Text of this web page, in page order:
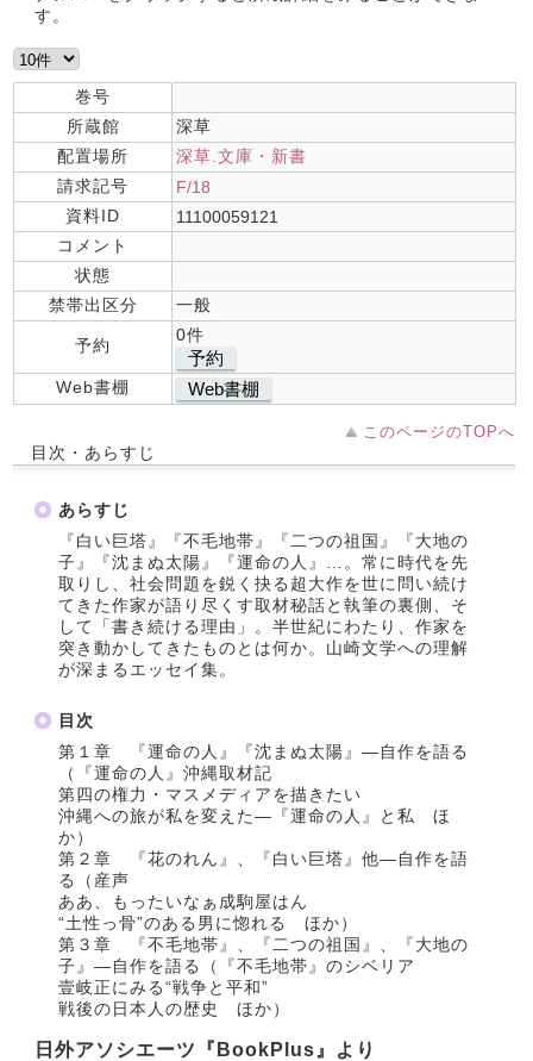
す。
巻号
所蔵館
深草
配置場所
深草.文庫・新書
請求記号
F/18
資料ID
11100059121
コメント
状態
禁帯出区分
一般
予約
0件
予約
Web書棚 Web書棚
このページのTOPへ
目次・あらすじ
あらすじ
『白い巨塔』『不毛地帯』『二つの祖国』『大地の
子』『沈まぬ太陽』『運命の人』…。常に時代を先
取りし、社会問題を鋭く抉る超大作を世に問い続け
てきた作家が語り尽くす取材秘話と執筆の裏側、そ
して「書き続ける理由」。半世紀にわたり、作家を
突き動かしてきたものとは何か。山崎文学への理解
が深まるエッセイ集。
目次
第１章 『運命の人』『沈まぬ太陽』―自作を語る
（『運命の人』沖縄取材記
第四の権力・マスメディアを描きたい
沖縄への旅が私を変えた―『運命の人』と私 ほ
か）
第２章 『花のれん』、『白い巨塔』他―自作を語
る（産声
ああ、もったいなぁ成駒屋はん
“土性っ骨”のある男に惚れる ほか）
第３章 『不毛地帯』、『二つの祖国』、『大地の
子』―自作を語る（『不毛地帯』のシベリア
壹岐正にみる“戦争と平和”
戦後の日本人の歴史 ほか）
日外アソシエーツ『BookPlus』より